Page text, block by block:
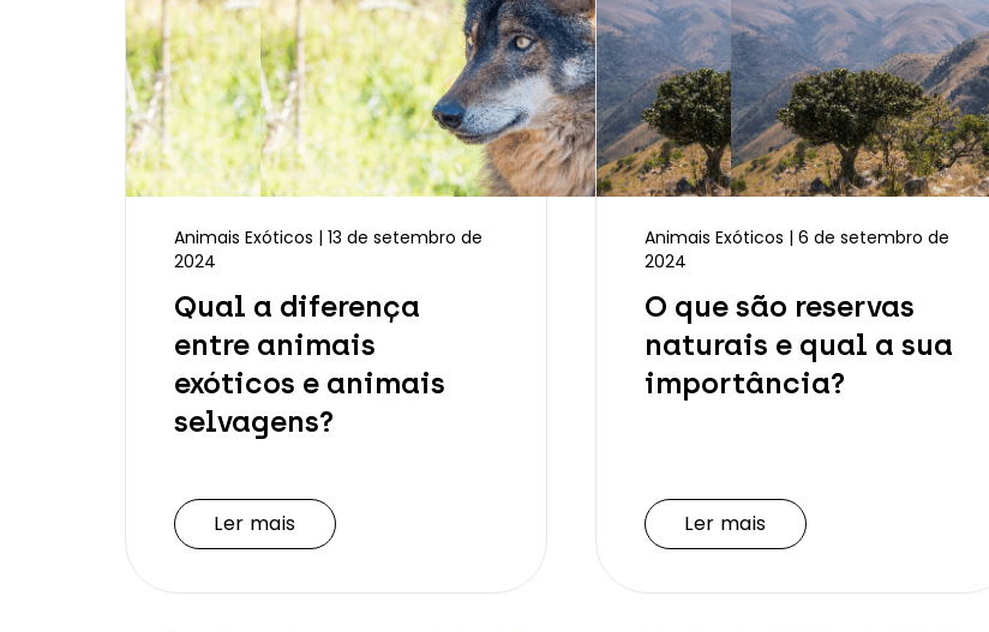
Animais Exóticos | 13 de setembro de
2024
Qual a diferença
entre animais
exóticos e animais
selvagens?
Ler mais
Animais Exóticos | 6 de setembro de
2024
O que são reservas
naturais e qual a sua
importância?
Ler mais